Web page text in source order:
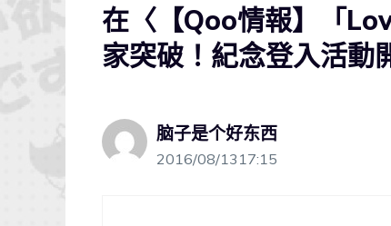
在〈【Qoo情報】「
家突破！紀念登入活動
脑子是个好东西
2016/08/1317:15